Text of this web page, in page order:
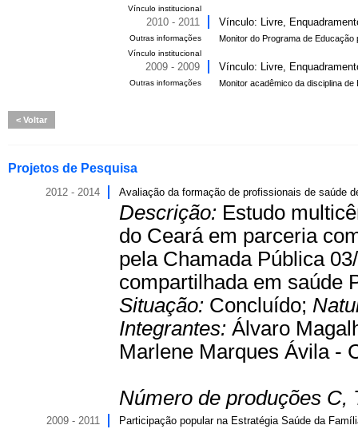
Vínculo institucional
2010 - 2011 Vínculo: Livre,
Outras informações Monitor do Programa de Educação
Vínculo institucional
2009 - 2009 Vínculo: Livre,
Outras informações Monitor acadêmico da disciplina de
Voltar
Projetos de Pesquisa
2012 - 2014 Avaliação da formação de profissionais de saúde
Descrição: Estudo
do Ceará em parceria
pela Chamada Pública
compartilhada em saúde
Situação: Concluído;
Integrantes: Álvaro
Marlene Marques Ávila -
Número de produções C,
2009 - 2011 Participação popular na Estratégia Saúde da